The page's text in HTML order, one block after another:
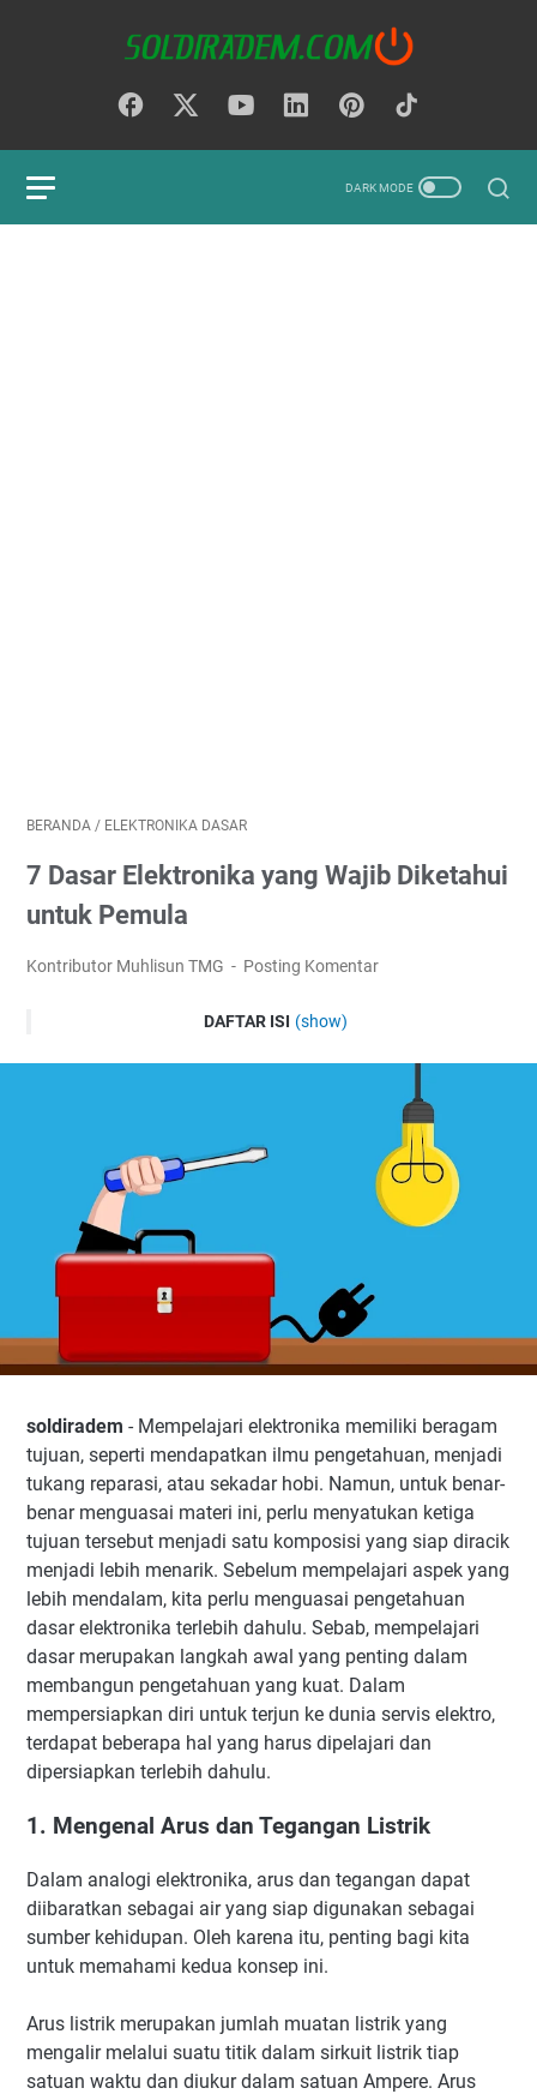
BERANDA / ELEKTRONIKA DASAR
7 Dasar Elektronika yang Wajib Diketahui
untuk Pemula
Kontributor Muhlisun TMG Posting Komentar
DAFTAR ISI (show)
3. Memahami Simbol-simbol Komponen
4. Memahami Gambar Skema Rangkaian
5. Penggunaan AVO Meter
6. Pengukuran Komponen
7. Mengenal Blok dalam Rangkaian
Kesimpulan
soldiradem - Mempelajari elektronika memiliki beragam
tujuan, seperti mendapatkan ilmu pengetahuan, menjadi
tukang reparasi, atau sekadar hobi. Namun, untuk benar-
benar menguasai materi ini, perlu menyatukan ketiga
tujuan tersebut menjadi satu komposisi yang siap diracik
menjadi lebih menarik. Sebelum mempelajari aspek yang
lebih mendalam, kita perlu menguasai pengetahuan
dasar elektronika terlebih dahulu. Sebab, mempelajari
dasar merupakan langkah awal yang penting dalam
membangun pengetahuan yang kuat. Dalam
mempersiapkan diri untuk terjun ke dunia servis elektro,
terdapat beberapa hal yang harus dipelajari dan
dipersiapkan terlebih dahulu.
1. Mengenal Arus dan Tegangan Listrik
Dalam analogi elektronika, arus dan tegangan dapat
diibaratkan sebagai air yang siap digunakan sebagai
sumber kehidupan. Oleh karena itu, penting bagi kita
untuk memahami kedua konsep ini.
Arus listrik merupakan jumlah muatan listrik yang
mengalir melalui suatu titik dalam sirkuit listrik tiap
satuan waktu dan diukur dalam satuan Ampere. Arus